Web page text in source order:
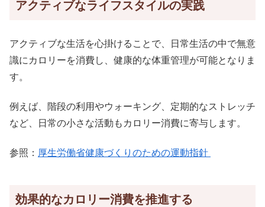
アクティブなライフスタイルの実践
アクティブな生活を心掛けることで、日常生活の中で無意
識にカロリーを消費し、健康的な体重管理が可能となりま
す。
例えば、階段の利用やウォーキング、定期的なストレッチ
など、日常の小さな活動もカロリー消費に寄与します。
参照： 厚生労働省健康づくりのための運動指針
効果的なカロリー消費を推進する